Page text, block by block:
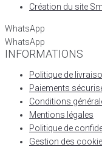
Création du site
WhatsApp
WhatsApp
INFORMATIONS
Politique de
Paiements
Conditions
Mentions légales
Politique de
Gestion des